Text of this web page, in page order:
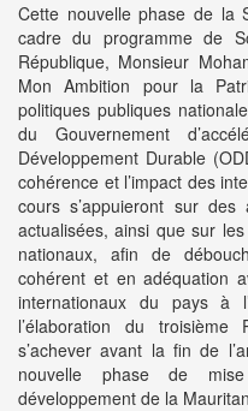
Cette nouvelle phase de la
cadre du programme de
République, Monsieur
Mon Ambition pour la
politiques publiques
du Gouvernement
Développement Durable
cohérence et l’impact des
cours s’appuieront sur des
actualisées, ainsi que sur
nationaux, afin de
cohérent et en adéquation
internationaux du pays à
l’élaboration du
s’achever avant la fin de
nouvelle phase de
développement de la